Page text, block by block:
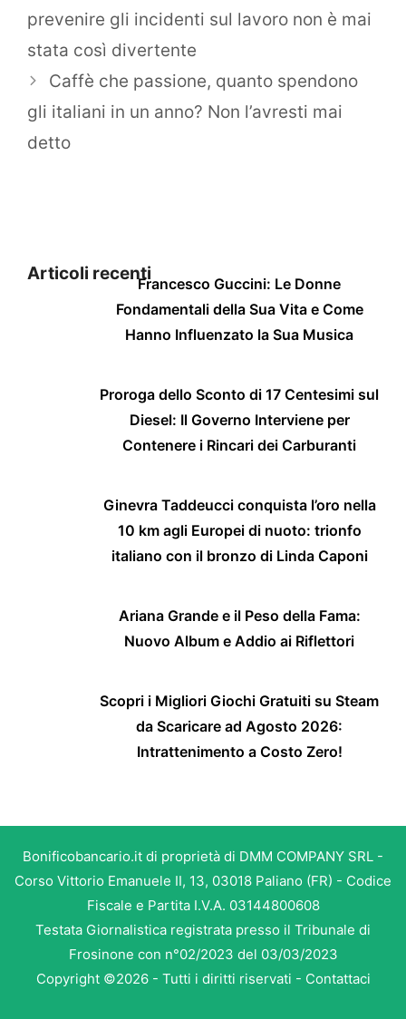
prevenire gli incidenti sul lavoro non è mai
stata così divertente
Caffè che passione, quanto spendono
gli italiani in un anno? Non l’avresti mai
detto
Articoli recentiFrancesco Guccini: Le Donne
Fondamentali della Sua Vita e Come
Hanno Influenzato la Sua Musica
Proroga dello Sconto di 17 Centesimi sul
Diesel: Il Governo Interviene per
Contenere i Rincari dei Carburanti
Ginevra Taddeucci conquista l’oro nella
10 km agli Europei di nuoto: trionfo
italiano con il bronzo di Linda Caponi
Ariana Grande e il Peso della Fama:
Nuovo Album e Addio ai Riflettori
Scopri i Migliori Giochi Gratuiti su Steam
da Scaricare ad Agosto 2026:
Intrattenimento a Costo Zero!
Bonificobancario.it di proprietà di DMM COMPANY SRL -
Corso Vittorio Emanuele II, 13, 03018 Paliano (FR) - Codice
Fiscale e Partita I.V.A. 03144800608
Testata Giornalistica registrata presso il Tribunale di
Frosinone con n°02/2023 del 03/03/2023
Copyright ©2026 - Tutti i diritti riservati - Contattaci